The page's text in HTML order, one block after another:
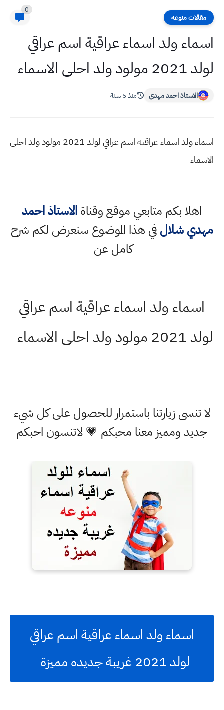
مقالات منوعه
0
اسماء ولد اسماء عراقية اسم عراقي
لولد 2021 مولود ولد احلى الاسماء
الاستاذ احمد مهدي منذ 5 سنة
اسماء ولد اسماء عراقية اسم عراقي لولد 2021 مولود ولد احلى
الاسماء
اهلا بكم متابعي موقع وقناةالاستاذ احمد
مهدي شلالفي هذا الموضوع سنعرض لكم شرح
كامل عن
اسماء ولد اسماء عراقية اسم عراقي
لولد 2021 مولود ولد احلى الاسماء
لا تنسى زيارتنا باستمرار للحصول على كل شيء
جديد ومميز معنا محبكم 💗 لاتنسون احبكم
اسماء ولد اسماء عراقية اسم عراقي
لولد 2021 غريبة جديده مميزة